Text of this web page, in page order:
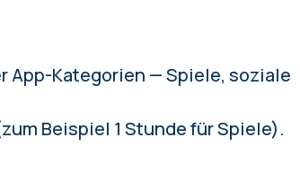
App-Kategorien — Spiele, soziale
Beispiel 1 Stunde für Spiele).